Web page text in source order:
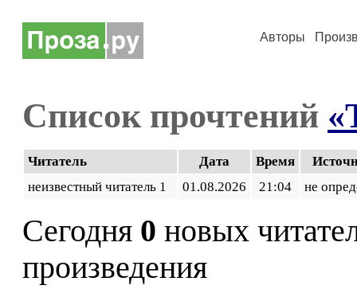
Авторы
Список прочтений
Читатель Дата Время
неизвестный читатель 1
01.08.2026 21:04 не
Сегодня 0 новых
произведения